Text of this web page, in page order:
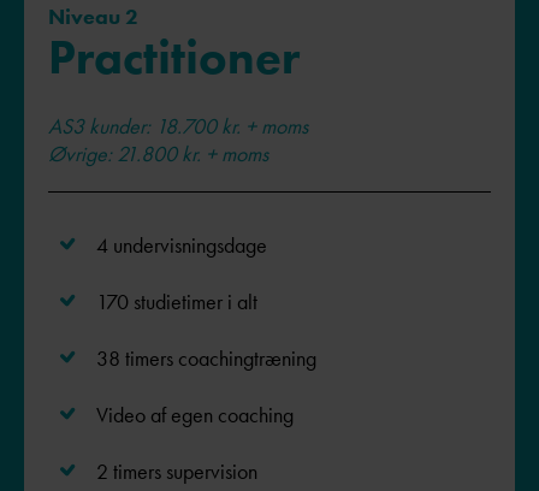
Niveau 2
Practitioner
AS3 kunder: 18.700 kr. + moms
Øvrige: 21.800 kr. + moms
4 undervisningsdage
170 studietimer i alt
38 timers coachingtræning
Video af egen coaching
2 timers supervision